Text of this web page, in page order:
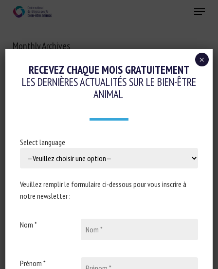
content
Menu
Monthly Archives
Animal Welfare – for
competitiveness
RECEVEZ CHAQUE MOIS GRATUITEMENT
LES DERNIÈRES ACTUALITÉS SUR LE BIEN-ÊTRE
ANIMAL
Select language
Veuillez remplir le formulaire ci-dessous pour vous inscrire à
notre newsletter :
Nom *
Prénom *
×